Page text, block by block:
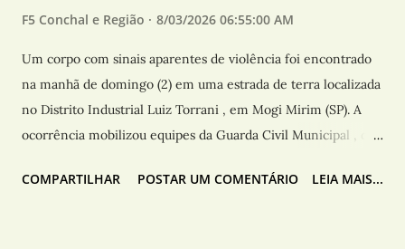
F5 Conchal e Região 8/03/2026 06:55:00 AM
Um corpo com sinais aparentes de violência foi encontrado
na manhã de domingo (2) em uma estrada de terra localizada
no Distrito Industrial Luiz Torrani , em Mogi Mirim (SP). A
ocorrência mobilizou equipes da Guarda Civil Municipal , da
Municipal, a equipe foi acionada após uma denúncia
COMPARTILHAR POSTAR UM COMENTÁRIO LEIA MAIS...